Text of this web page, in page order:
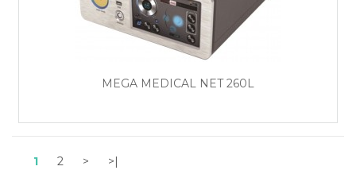
MEGA MEDICAL NET 260L
1 2 > >|